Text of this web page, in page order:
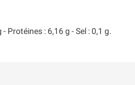
Protéines : 6,16 g - Sel : 0,1 g.